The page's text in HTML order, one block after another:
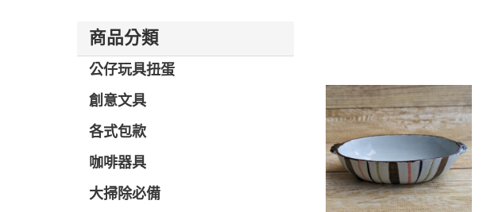
商品分類
公仔玩具扭蛋
創意文具
各式包款
咖啡器具
大掃除必備